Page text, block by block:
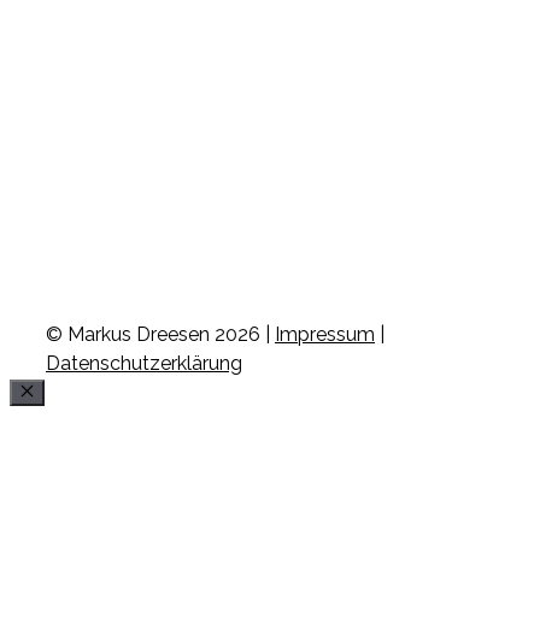
© Markus Dreesen 2026 | Impressum
Datenschutzerklärung
Schließen